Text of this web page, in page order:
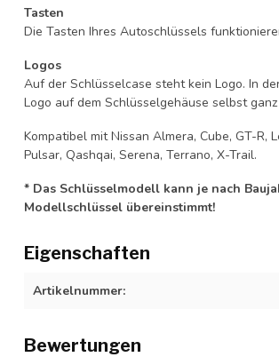
Tasten
Die Tasten Ihres Autoschlüssels
Logos
Auf der Schlüsselcase steht kein Logo. In
Logo auf dem Schlüsselgehäuse selbst
Kompatibel mit Nissan Almera, Cube, GT-R,
Pulsar, Qashqai, Serena, Terrano, X-Trail.
* Das Schlüsselmodell kann je nach
Modellschlüssel übereinstimmt!
Eigenschaften
Artikelnummer:
Bewertungen